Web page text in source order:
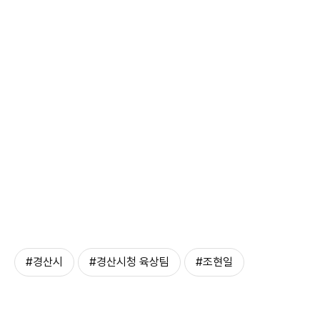
#경산시 #경산시청 육상팀 #조현일